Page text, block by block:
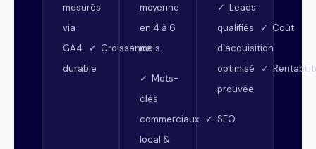
mesurés
via
GA4 ✓ Croissance
durable
moyenne
en 4 à 6
mois.
✓ Mots-
clés
commerciaux ✓ SEO
local &
✓ Leads
qualifiés ✓ Coût
d’acquisition
optimisé ✓
prouvée